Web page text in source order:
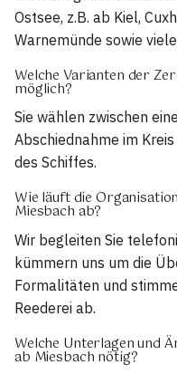
Ostsee, z.B. ab Kiel,
Warnemünde sowie
Welche Varianten der
möglich?
Sie wählen zwischen
Abschiednahme im
des Schiffes.
Wie läuft die
Miesbach ab?
Wir begleiten Sie
kümmern uns um die
Formalitäten und
Reederei ab.
Welche Unterlagen und
ab Miesbach nötig?